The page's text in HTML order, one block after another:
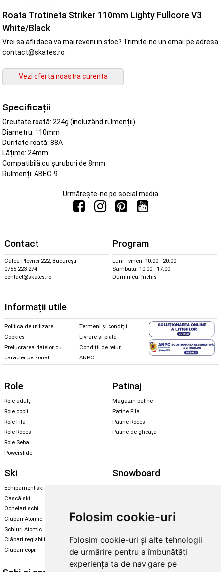
Folosim cookie-uri
Folosim cookie-uri și alte tehnologii
de urmărire pentru a îmbunătăți
experiența ta de navigare pe
Roata Trotineta Striker 110mm Lighty Fullcore V3
White/Black
Vrei sa afli daca va mai reveni in stoc? Trimite-ne un email pe adresa
contact@skates.ro .
Specificații
Greutate roată: 224g (incluzând rulmenții)
Diametru: 110mm
Duritate roată: 88A
Lățime: 24mm
Compatibilă cu șuruburi de 8mm
Rulmenți: ABEC-9
Urmărește-ne pe social media
Contact
Calea Plevnei 222, București
0755 223 274
contact@skates.ro
Program
Luni - vineri: 10.00 - 20.00
Sâmbătă: 10.00 - 17.00
Duminică: închis
Informații utile
Politica de utilizare
Cookies
Prelucrarea datelor cu
caracter personal
Termeni și condiții
Livrare și plată
Condiții de retur
ANPC
Role
Role adulți
Role copii
Role Fila
Role Roces
Role Seba
Powerslide
Patinaj
Magazin patine
Patine Fila
Patine Roces
Patine de gheață
Ski
Echipament ski
Cască ski
Ochelari schi
Clăpari Atomic
Schiuri Atomic
Clăpari reglabili
Clăpari copii
Snowboard
Santa Cruz
Enuff Skateboards